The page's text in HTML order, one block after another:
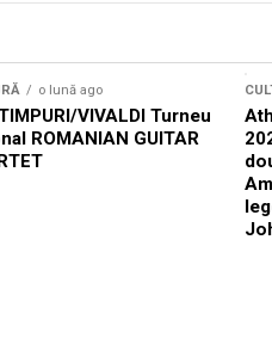
o lună ago
VIVALDI Turneu
ROMANIAN GUITAR